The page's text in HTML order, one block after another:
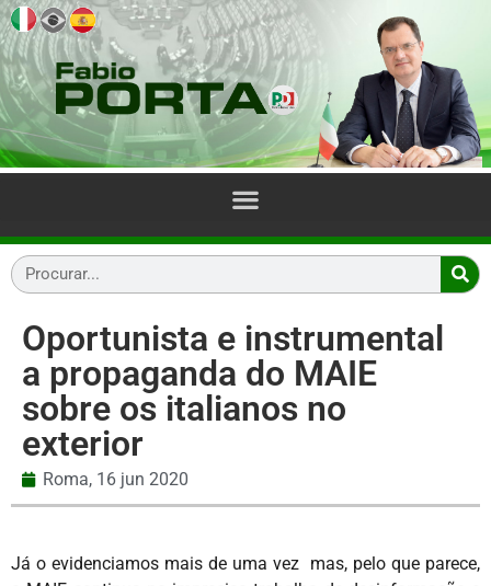
Oportunista e instrumental
a propaganda do MAIE
sobre os italianos no
exterior
Roma, 16 jun 2020
Já o evidenciamos mais de uma vez mas, pelo que parece,